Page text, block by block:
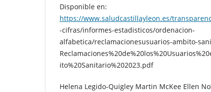
Disponible en:
https://www.saludcastillayleon.es/
-cifras/informes-estadisticos/ordenacion-
alfabetica/reclamacionesusuarios-ambito-
ito%20Sanitario%202023.pdf
Helena Legido-Quigley Martin McKee Ellen